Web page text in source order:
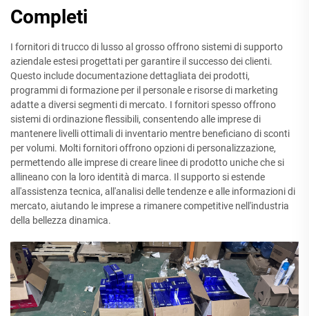
Completi
I fornitori di trucco di lusso al grosso offrono sistemi di supporto
aziendale estesi progettati per garantire il successo dei clienti.
Questo include documentazione dettagliata dei prodotti,
programmi di formazione per il personale e risorse di marketing
adatte a diversi segmenti di mercato. I fornitori spesso offrono
sistemi di ordinazione flessibili, consentendo alle imprese di
mantenere livelli ottimali di inventario mentre beneficiano di sconti
per volumi. Molti fornitori offrono opzioni di personalizzazione,
permettendo alle imprese di creare linee di prodotto uniche che si
allineano con la loro identità di marca. Il supporto si estende
all'assistenza tecnica, all'analisi delle tendenze e alle informazioni di
mercato, aiutando le imprese a rimanere competitive nell'industria
della bellezza dinamica.